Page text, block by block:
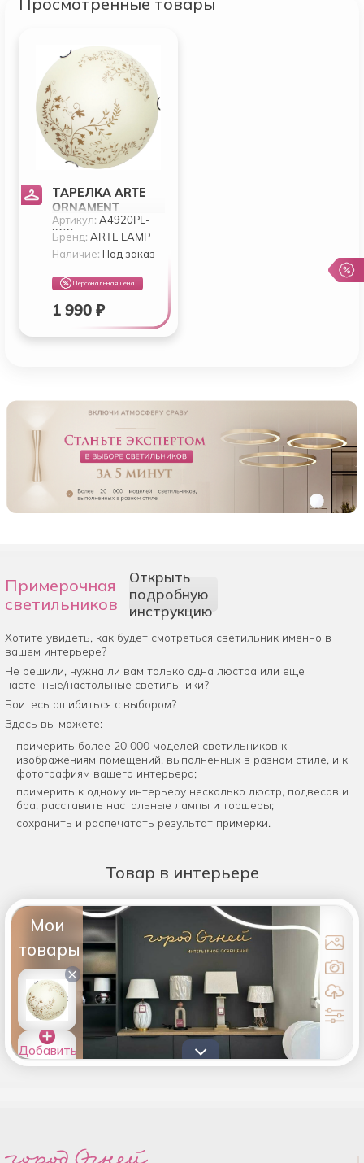
ТАРЕЛКА ARTE
ORNAMENT
A4920PL-3CC
Артикул:A4920PL-
3CC
Бренд:ARTE LAMP
Наличие: Под заказ
Персональная цена
1 990 ₽
Примерочная
светильников
Открыть
подробную
инструкцию
Хотите увидеть, как будет смотреться светильник именно в
вашем интерьере?
Не решили, нужна ли вам только одна люстра или еще
настенные/настольные светильники?
Боитесь ошибиться с выбором?
Здесь вы можете:
примерить более 20 000 моделей светильников к
изображениям помещений, выполненных в разном стиле, и к
фотографиям вашего интерьера;
примерить к одному интерьеру несколько люстр, подвесов и
бра, расставить настольные лампы и торшеры;
сохранить и распечатать результат примерки.
Товар в интерьере
Мои
товары
×
Добавить
товары в